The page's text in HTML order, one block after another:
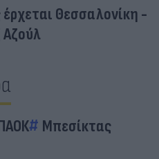
Θεσσαλονίκη -
Αζούλ
Μπεσίκτας